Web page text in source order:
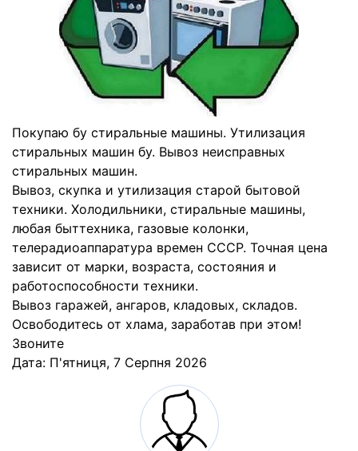
Покупаю бу стиральные машины. Утилизация
стиральных машин бу. Вывоз неисправных
стиральных машин.
Вывоз, скупка и утилизация старой бытовой
техники. Холодильники, стиральные машины,
любая быттехника, газовые колонки,
телерадиоаппаратура времен СССР. Точная цена
зависит от марки, возраста, состояния и
работоспособности техники.
Вывоз гаражей, ангаров, кладовых, складов.
Освободитесь от хлама, заработав при этом!
Звоните
Дата: П'ятниця, 7 Серпня 2026